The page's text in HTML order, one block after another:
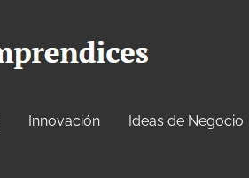
Innovación Ideas de Negocio